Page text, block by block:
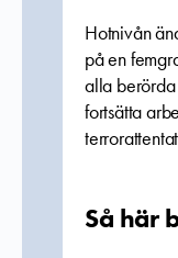
Hotnivån
på en
alla berörda
fortsätta
Så här